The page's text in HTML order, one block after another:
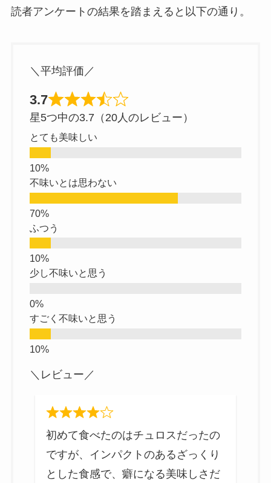
読者アンケートの結果を踏まえると以下の通り。
＼平均評価／
3.7
星5つ中の3.7（20人のレビュー）
とても美味しい
不味いとは思わない
ふつう
少し不味いと思う
すごく不味いと思う
＼レビュー／
初めて食べたのはチュロスだったの
ですが、インパクトのあるざっくり
とした食感で、癖になる美味しさだ